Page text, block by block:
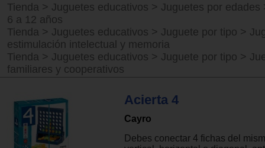
Tienda > Juguetes educativos > Juguetes por edades
6 a 12 años
Tienda > Juguetes educativos > Juguete por tipo >
estimulación intelectual y memoria
Tienda > Juguetes educativos > Juguete por tipo >
familiares y cooperativos
Acierta 4
Cayro
Debes conectar 4 fichas del